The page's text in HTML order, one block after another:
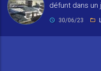
défunt dans un
30/06/23